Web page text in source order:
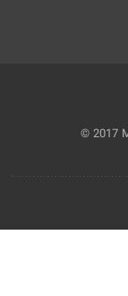
© 2017